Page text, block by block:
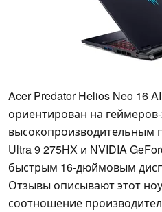
Acer Predator Helios Neo 16
ориентирован на
высокопроизводительным
Ultra 9 275HX и NVIDIA
быстрым 16-дюймовым
Отзывы описывают этот
соотношение